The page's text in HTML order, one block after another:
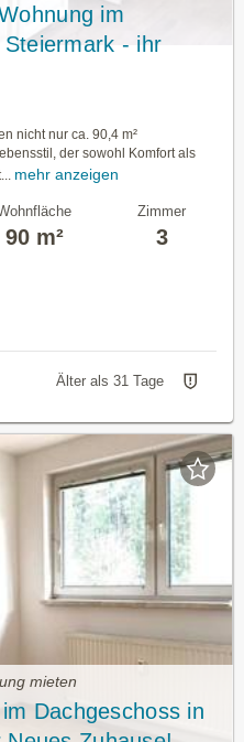
im
- ihr
nicht nur ca. 90,4 m²
der sowohl Komfort als
mehr anzeigen
90 m²
Zimmer
3
Älter als 31 Tage
mieten
Dachgeschoss in